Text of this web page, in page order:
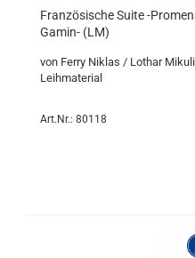
Französische Suite -
Gamin- (LM)
von Ferry Niklas / Lothar
Leihmaterial
Art.Nr.: 80118